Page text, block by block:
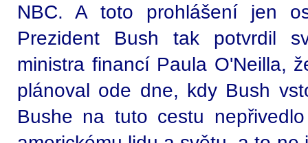
NBC. A toto prohlášení jen
Prezident Bush tak potvrdil
ministra financí Paula O'Neilla,
plánoval ode dne, kdy Bush
Bushe na tuto cestu